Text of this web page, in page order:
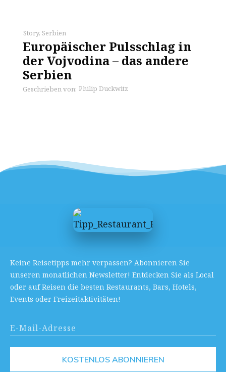
Story, Serbien
Europäischer Pulsschlag in
der Vojvodina – das andere
Serbien
Geschrieben von: Philip Duckwitz
Keine Reisetipps mehr verpassen? Abonnieren Sie
unseren monatlichen Newsletter! Entdecken Sie als Local
oder auf Reisen die besten Restaurants, Bars, Hotels,
Events oder Freizeitaktivitäten!
KOSTENLOS ABONNIEREN